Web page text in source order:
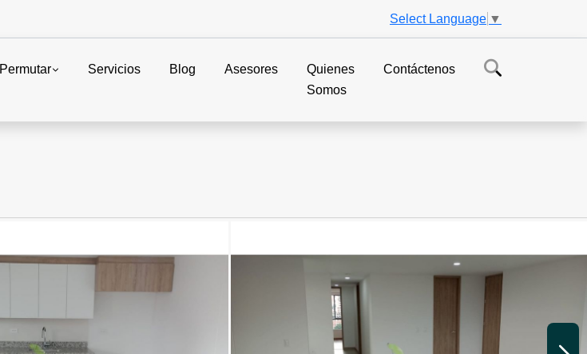
Select Language ▼
Permutar Servicios Blog Asesores
Quienes
Somos
Contáctenos